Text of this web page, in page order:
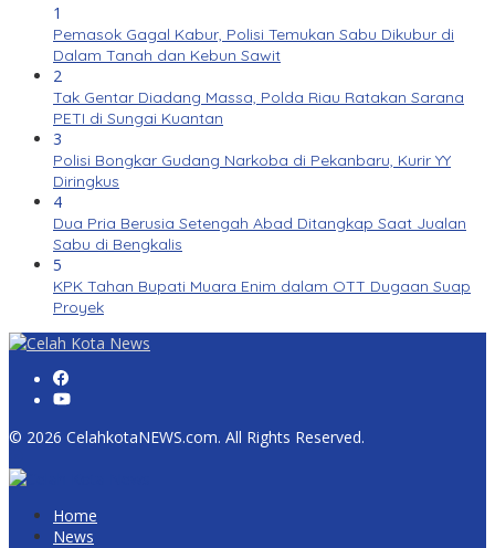
1
Pemasok Gagal Kabur, Polisi Temukan Sabu Dikubur di
Dalam Tanah dan Kebun Sawit
2
Tak Gentar Diadang Massa, Polda Riau Ratakan Sarana
PETI di Sungai Kuantan
3
Polisi Bongkar Gudang Narkoba di Pekanbaru, Kurir YY
Diringkus
4
Dua Pria Berusia Setengah Abad Ditangkap Saat Jualan
Sabu di Bengkalis
5
KPK Tahan Bupati Muara Enim dalam OTT Dugaan Suap
Proyek
© 2026 CelahkotaNEWS.com. All Rights Reserved.
Home
News